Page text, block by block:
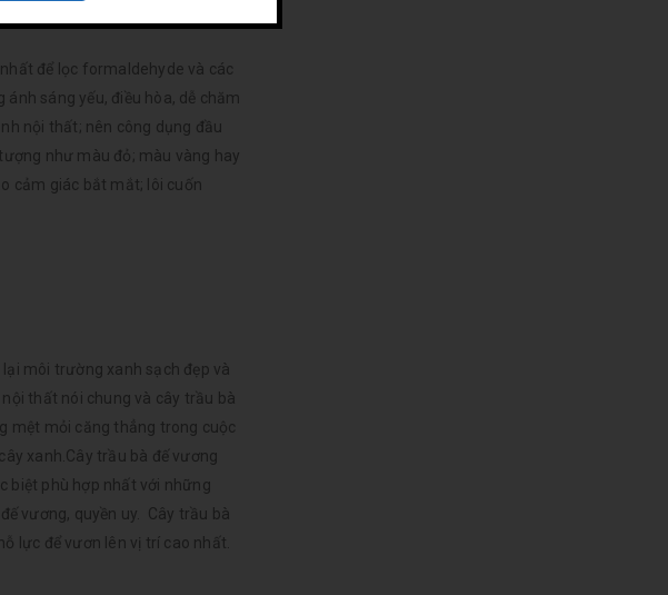
để lọc formaldehyde và các
sáng yếu, điều hòa, dễ chăm
nội thất; nên công dụng đầu
như màu đỏ; màu vàng hay
cảm giác bắt mắt; lôi cuốn
môi trường xanh sạch đẹp và
thất nói chung và cây trầu bà
mệt mỏi căng thẳng trong cuộc
xanh.Cây trầu bà đế vương
biệt phù hợp nhất với những
vương, quyền uy. Cây trầu bà
lực để vươn lên vị trí cao nhất.